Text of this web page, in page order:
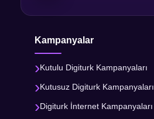
Kampanyalar
Kutulu Digiturk Kampanyaları
Kutusuz Digiturk Kampanyaları
Digiturk İnternet Kampanyaları